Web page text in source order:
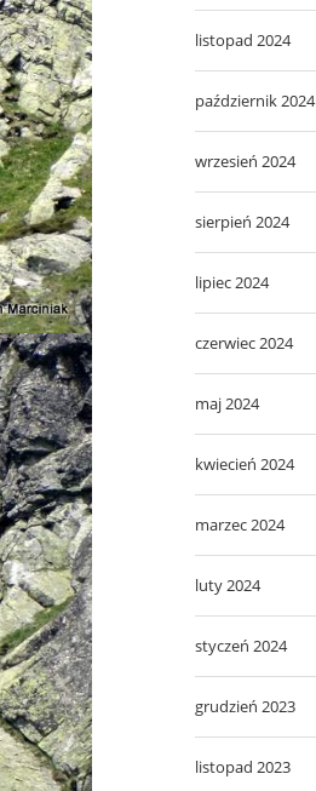
listopad 2024
październik 2024
wrzesień 2024
sierpień 2024
lipiec 2024
czerwiec 2024
maj 2024
kwiecień 2024
marzec 2024
luty 2024
styczeń 2024
grudzień 2023
listopad 2023